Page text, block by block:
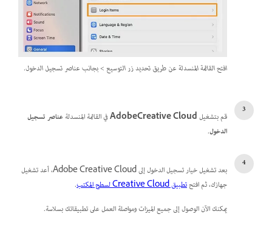
افتح القائمة المنسدلة عن طريق تحديد زر التوسيع > بجانب عناصر تسجيل الدخول.
قم بتشغيل AdobeCreativeCloud في القائمة المنسدلةعناصر تسجيل
الدخول.
بعد تشغيل خيار تسجيل الدخول إلى Adobe Creative Cloud، أعد تشغيل
جهازك، ثم افتحتطبيق Creative Cloud لسطح المكتب
.
يمكنك الآن الوصول إلى جميع الميزات ومواصلة العمل على تطبيقاتك بسلاسة.